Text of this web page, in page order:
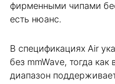
фирменными чипами
есть нюанс.
В спецификациях Air
без mmWave, тогда как
диапазон